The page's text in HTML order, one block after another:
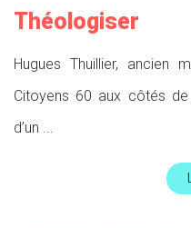
Théologiser
Hugues Thuillier, ancien
Citoyens 60 aux côtés
d’un ...